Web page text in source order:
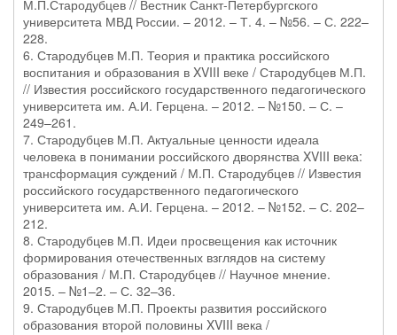
М.П.Стародубцев // Вестник Санкт-Петербургского
университета МВД России. – 2012. – Т. 4. – №56. – С. 222–
228.
6. Стародубцев М.П. Теория и практика российского
воспитания и образования в XVIII веке / Стародубцев М.П.
// Известия российского государственного педагогического
университета им. А.И. Герцена. – 2012. – №150. – С. –
249–261.
7. Стародубцев М.П. Актуальные ценности идеала
человека в понимании российского дворянства XVIII века:
трансформация суждений / М.П. Стародубцев // Известия
российского государственного педагогического
университета им. А.И. Герцена. – 2012. – №152. – С. 202–
212.
8. Стародубцев М.П. Идеи просвещения как источник
формирования отечественных взглядов на систему
образования / М.П. Стародубцев // Научное мнение.
2015. – №1–2. – С. 32–36.
9. Стародубцев М.П. Проекты развития российского
образования второй половины XVIII века /